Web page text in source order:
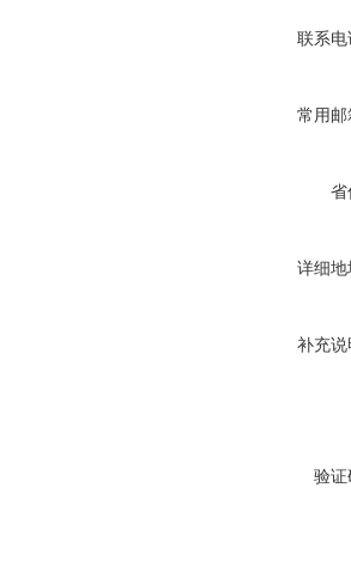
联系电
常用邮
省
详细地
补充说
验证